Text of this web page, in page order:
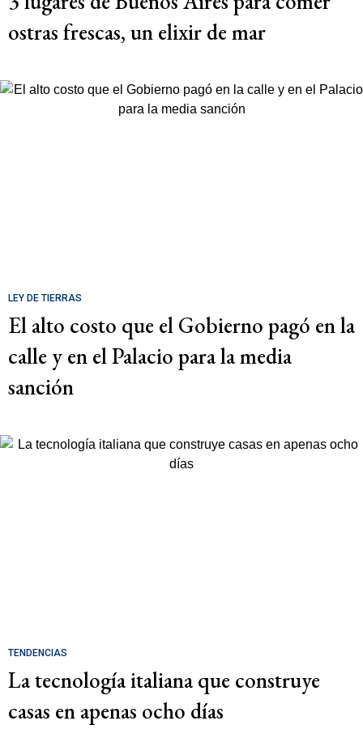
ostras frescas, un elixir de mar
LEY DE TIERRAS
El alto costo que el Gobierno pagó en la
calle y en el Palacio para la media
sanción
TENDENCIAS
La tecnología italiana que construye
casas en apenas ocho días